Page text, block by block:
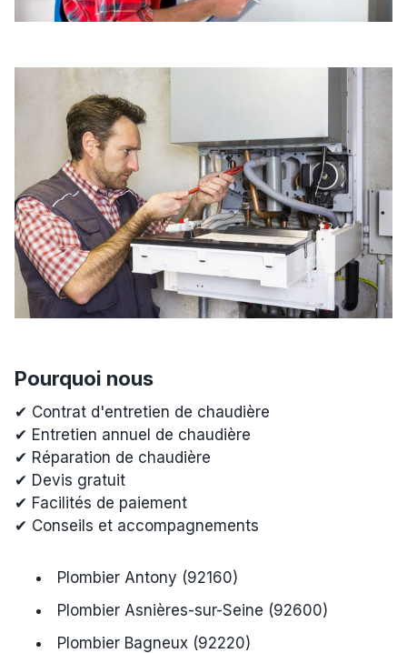
Pourquoi nous
✔ Contrat d'entretien de chaudière
✔ Entretien annuel de chaudière
✔ Réparation de chaudière
✔ Devis gratuit
✔ Facilités de paiement
✔ Conseils et accompagnements
Plombier Antony (92160)
Plombier Asnières-sur-Seine (92600)
Plombier Bagneux (92220)